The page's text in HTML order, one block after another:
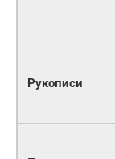
Рукописи